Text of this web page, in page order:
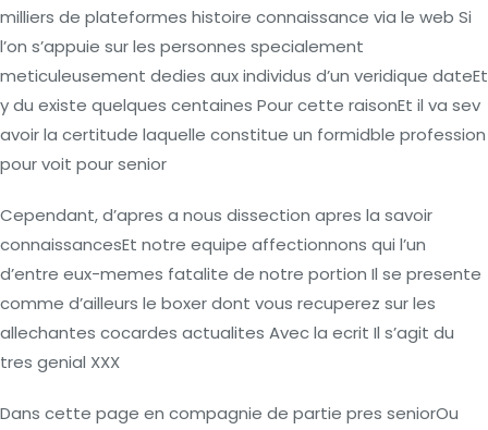
milliers de plateformes histoire connaissance via le web Si
l’on s’appuie sur les personnes specialement
meticuleusement dedies aux individus d’un veridique dateEt
y du existe quelques centaines Pour cette raisonEt il va sev
avoir la certitude laquelle constitue un formidble profession
pour voit pour senior
Cependant, d’apres a nous dissection apres la savoir
connaissancesEt notre equipe affectionnons qui l’un
d’entre eux-memes fatalite de notre portion Il se presente
comme d’ailleurs le boxer dont vous recuperez sur les
allechantes cocardes actualites Avec la ecrit Il s’agit du
tres genial XXX
Dans cette page en compagnie de partie pres seniorOu